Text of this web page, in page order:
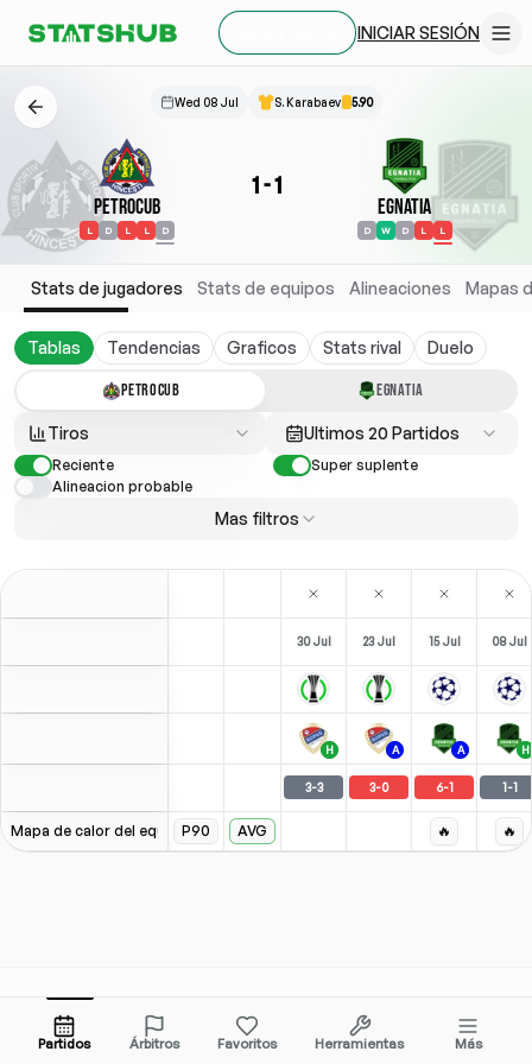
INICIAR SESIÓN
Wed 08 Jul S. Karabaev 5.90
Petrocub
L D L L D
1-1
Egnatia
D W D L L
Stats de jugadores Stats de equipos Alineaciones Mapas
Tablas Tendencias Graficos Stats rival Duelo
PETROCUB EGNATIA
Tiros Ultimos 20 Partidos
Reciente
Super suplente
Alineacion probable
Mas filtros
30 Jul 23 Jul 15 Jul 08 Jul
H A A H
3-3 3-0 6-1 1-1
Mapa de calor del equipoP90 AVG 🔥 🔥
Herramientas y Funciones
Herramientas Gratis
Ligas Populares
Premier League
Partidos Árbitros Favoritos Herramientas Más